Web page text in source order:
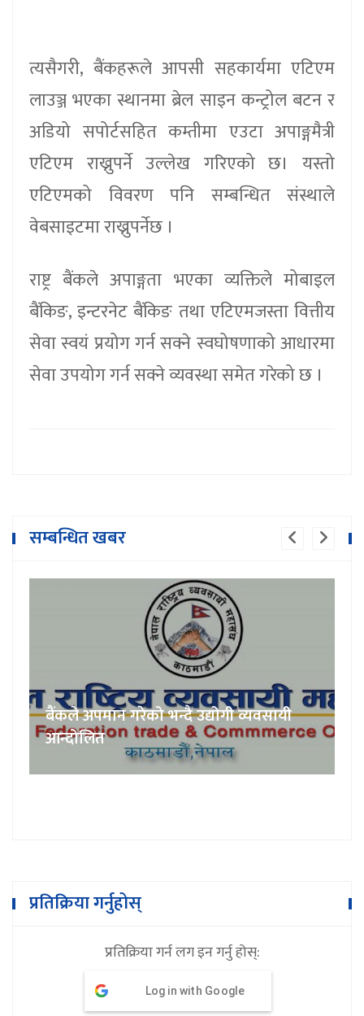
त्यसैगरी, बैंकहरूले आपसी सहकार्यमा एटिएम
लाउञ्ज भएका स्थानमा ब्रेल साइन कन्ट्रोल बटन र
अडियो सपोर्टसहित कम्तीमा एउटा अपाङ्गमैत्री
एटिएम राख्नुपर्ने उल्लेख गरिएको छ। यस्तो
एटिएमको विवरण पनि सम्बन्धित संस्थाले
वेबसाइटमा राख्नुपर्नेछ ।
राष्ट्र बैंकले अपाङ्गता भएका व्यक्तिले मोबाइल
बैंकिङ, इन्टरनेट बैंकिङ तथा एटिएमजस्ता वित्तीय
सेवा स्वयं प्रयोग गर्न सक्ने स्वघोषणाको आधारमा
सेवा उपयोग गर्न सक्ने व्यवस्था समेत गरेको छ ।
सम्बन्धित खबर
बैंकले अपमान गरेको भन्दै उद्योगी व्यवसायी
आन्दोलित
प्रतिक्रिया गर्नुहोस्
प्रतिक्रिया गर्न लग इन गर्नु होस्:
Log in with Google